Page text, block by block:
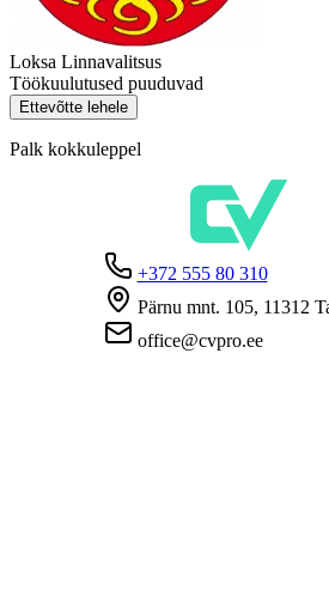
Loksa Linnavalitsus
Töökuulutused puuduvad
Ettevõtte lehele
Palk kokkuleppel
+372 555 80 310
Pärnu mnt. 105, 11312
office@cvpro.ee